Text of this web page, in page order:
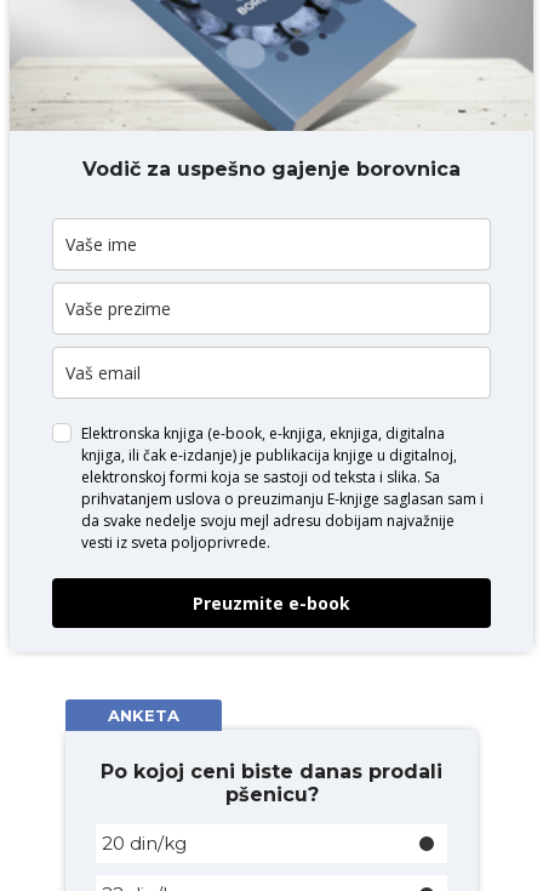
DODAJ KOMENTAR
Vodič za uspešno gajenje borovnica
Elektronska knjiga (e-book, e-knjiga, eknjiga, digitalna
knjiga, ili čak e-izdanje) je publikacija knjige u digitalnoj,
elektronskoj formi koja se sastoji od teksta i slika. Sa
prihvatanjem uslova o preuzimanju E-knjige saglasan sam i
da svake nedelje svoju mejl adresu dobijam najvažnije
vesti iz sveta poljoprivrede.
Preuzmite e-book
ANKETA
Po kojoj ceni biste danas prodali
pšenicu?
20 din/kg